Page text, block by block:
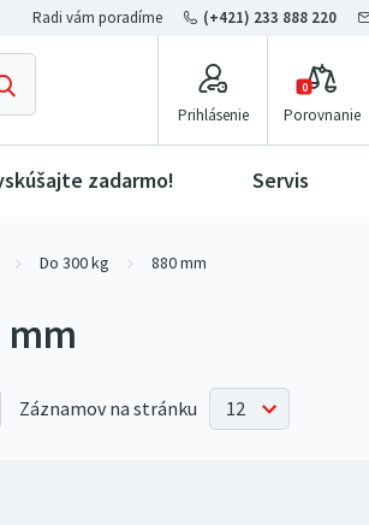
Prihlásenie Porovnanie
0
zadarmo! Servis
(+421) 233 888 220
Do 300 kg 880 mm
mm
Záznamov na stránku